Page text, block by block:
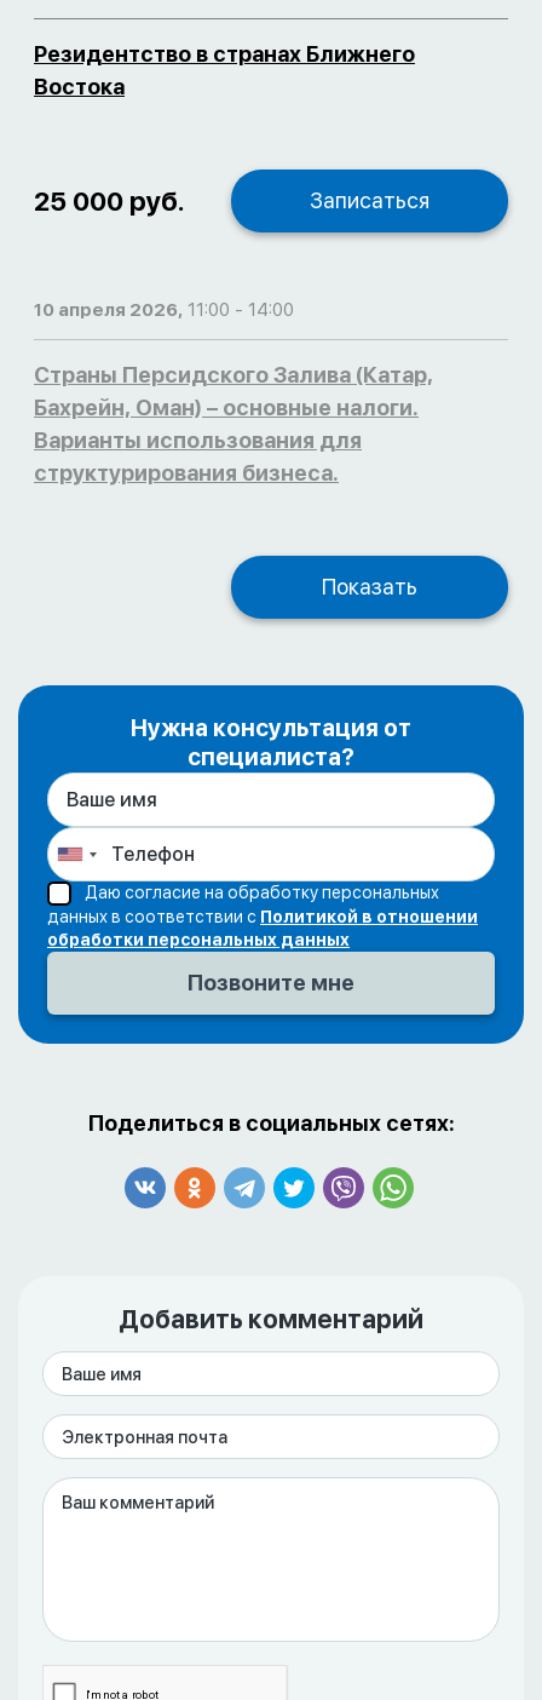
Резидентство в странах Ближнего
Востока
25 000 руб. Записаться
10 апреля 2026, 11:00 - 14:00
Страны Персидского Залива (Катар,
Бахрейн, Оман) – основные налоги.
Варианты использования для
структурирования бизнеса.
Показать
Нужна консультация от
специалиста?
Даю согласие на обработку персональных
данных в соответствии с Политикой в отношении
обработки персональных данных
Поделиться в социальных сетях:
Добавить комментарий